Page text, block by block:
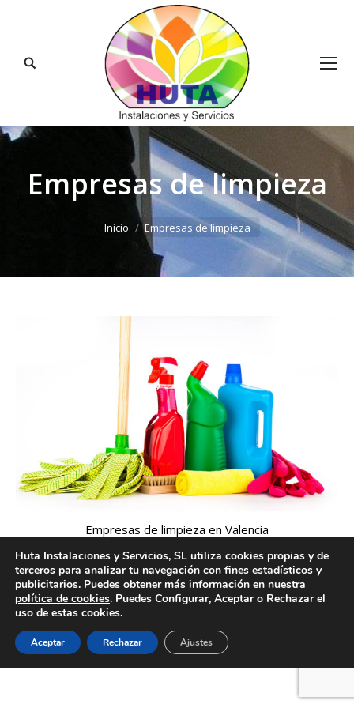
Buscar:
Empresas de limpieza
Estás aquí:
Inicio Empresas de limpieza
Empresas de limpieza en Valencia
Creado por Tandem Marketing Digital
Huta Instalaciones y Servicios, SL utiliza cookies propias y de
terceros para analizar tu navegación con fines estadísticos y
publicitarios. Puedes obtener más información en nuestra
política de cookies. Puedes Configurar, Aceptar o Rechazar el
uso de estas cookies.
Aceptar Rechazar Ajustes